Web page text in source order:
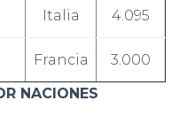
Italia 4.095
Francia
3.000
NACIONES